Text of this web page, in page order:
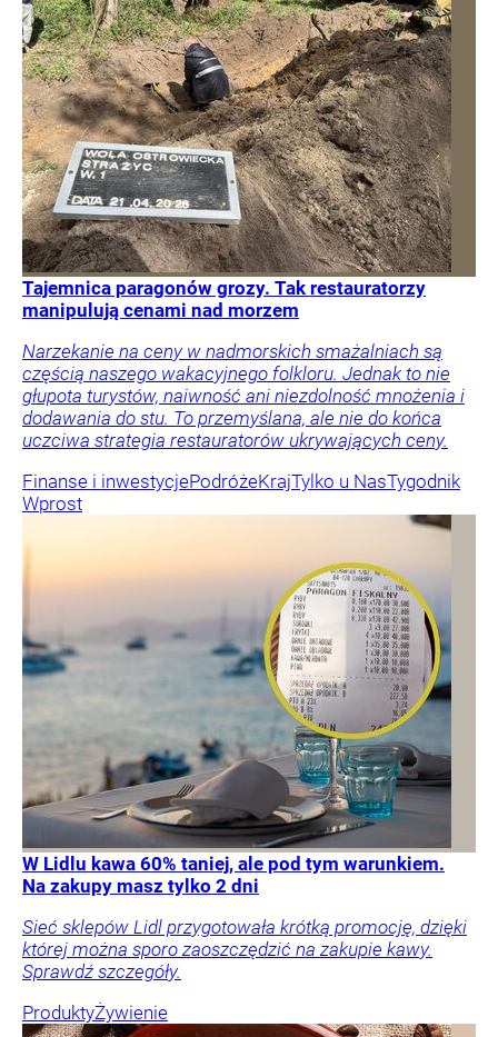
Tajemnica paragonów grozy. Tak restauratorzy
manipulują cenami nad morzem
Narzekanie na ceny w nadmorskich smażalniach są
częścią naszego wakacyjnego folkloru. Jednak to nie
głupota turystów, naiwność ani niezdolność mnożenia i
dodawania do stu. To przemyślana, ale nie do końca
uczciwa strategia restauratorów ukrywających ceny.
Finanse i inwestycjePodróżeKrajTylko u NasTygodnik
Wprost
W Lidlu kawa 60% taniej, ale pod tym warunkiem.
Na zakupy masz tylko 2 dni
Sieć sklepów Lidl przygotowała krótką promocję, dzięki
której można sporo zaoszczędzić na zakupie kawy.
Sprawdź szczegóły.
ProduktyŻywienie